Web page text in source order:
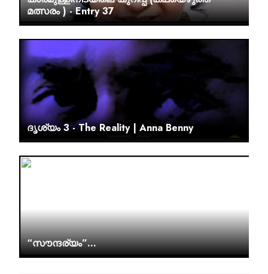
മത്സരം ) - Entry 37
ദൃശ്യം 3 - The Reality | Anna Benny
“സൗന്ദര്യം”…